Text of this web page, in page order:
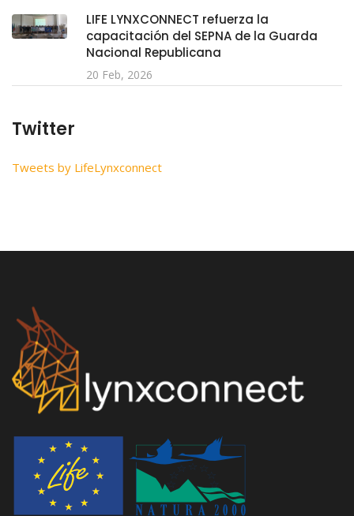
LIFE LYNXCONNECT refuerza la
capacitación del SEPNA de la Guarda
Nacional Republicana
20 Feb, 2026
Twitter
Tweets by LifeLynxconnect